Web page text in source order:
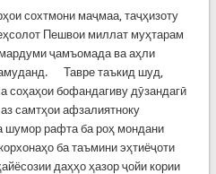
сохтмони маҷмаа, таҷҳизоту
Пешвои миллат муҳтарам
ҷамъомада ва аҳли
Тавре таъкид шуд,
соҳаҳои бофандагиву дӯзандагӣ
самтҳои афзалиятноку
шумор рафта ба роҳ мондани
ба таъмини эҳтиёҷоти
даҳҳо ҳазор ҷойи кории